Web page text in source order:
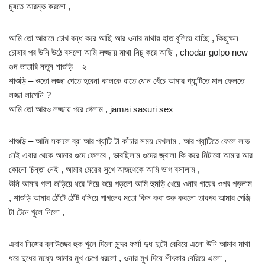
চুষতে আরম্ভ করলো ,
আমি তো আরামে চোখ বন্ধ করে আছি আর ওনার মাথায় হাত বুলিয়ে যাচ্ছি , কিছুক্ষন
চোষার পর উনি উঠে বসলো আমি লজ্জায় মাথা নিচু করে আছি , chodar golpo new
গুদ ভাতারি নতুন শাশুড়ি – ২
শাশুড়ি – ওতো লজ্জা পেতে হবেনা কালকে রাতে ধোন খেঁচে আমার প্যান্টিতে মাল ফেলতে
লজ্জা লাগেনি ?
আমি তো আরও লজ্জায় পরে গেলাম , jamai sasuri sex
শাশুড়ি – আমি সকালে ব্রা আর প্যান্টি টা কাঁচার সময় দেখলাম , আর প্যান্টিতে ফেলে লাভ
নেই এবার থেকে আমার গুদে ফেলবে , ভাবছিলাম গুদের জ্বালা কি করে মিটাবো আমার আর
কোনো চিন্তা নেই , আমার মেয়ের সুখে আজথেকে আমি ভাগ বসালাম ,
উনি আমার গলা জড়িয়ে ধরে নিয়ে শুয়ে পড়লো আমি হুমড়ি খেয়ে ওনার গায়ের ওপর পড়লাম
, শাশুড়ি আমার ঠোঁটে ঠোঁট বসিয়ে পাগলের মতো কিস করা শুরু করলো তারপর আমার গেঞ্জি
টা টেনে খুলে নিলো ,
এবার নিজের ব্লাউজের হুক খুলে দিলো সুন্দর ফর্সা দুধ দুটো বেরিয়ে এলো উনি আমার মাথা
ধরে দুধের মধ্যে আমার মুখ চেপে ধরলো , ওনার মুখ দিয়ে শীৎকার বেরিয়ে এলো ,